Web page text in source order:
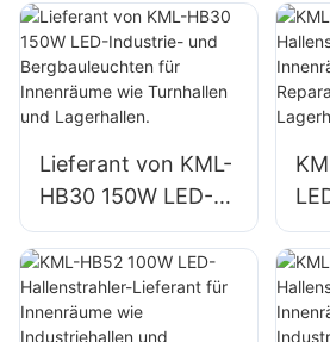
Innenraumbeleucht
ung in Fabriken,
Lagerhallen usw.
Lieferant von KML-
HB30 150W LED-
Industrie- und
Bergbauleuchten
für Innenräume wie
Turnhallen und
en